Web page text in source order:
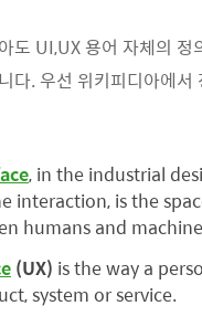
도 UI,UX 용어 자체의 정
다. 우선 위키피디아에서
, in the industrial
interaction, is the
humans and
(UX) is the way a
system or service.